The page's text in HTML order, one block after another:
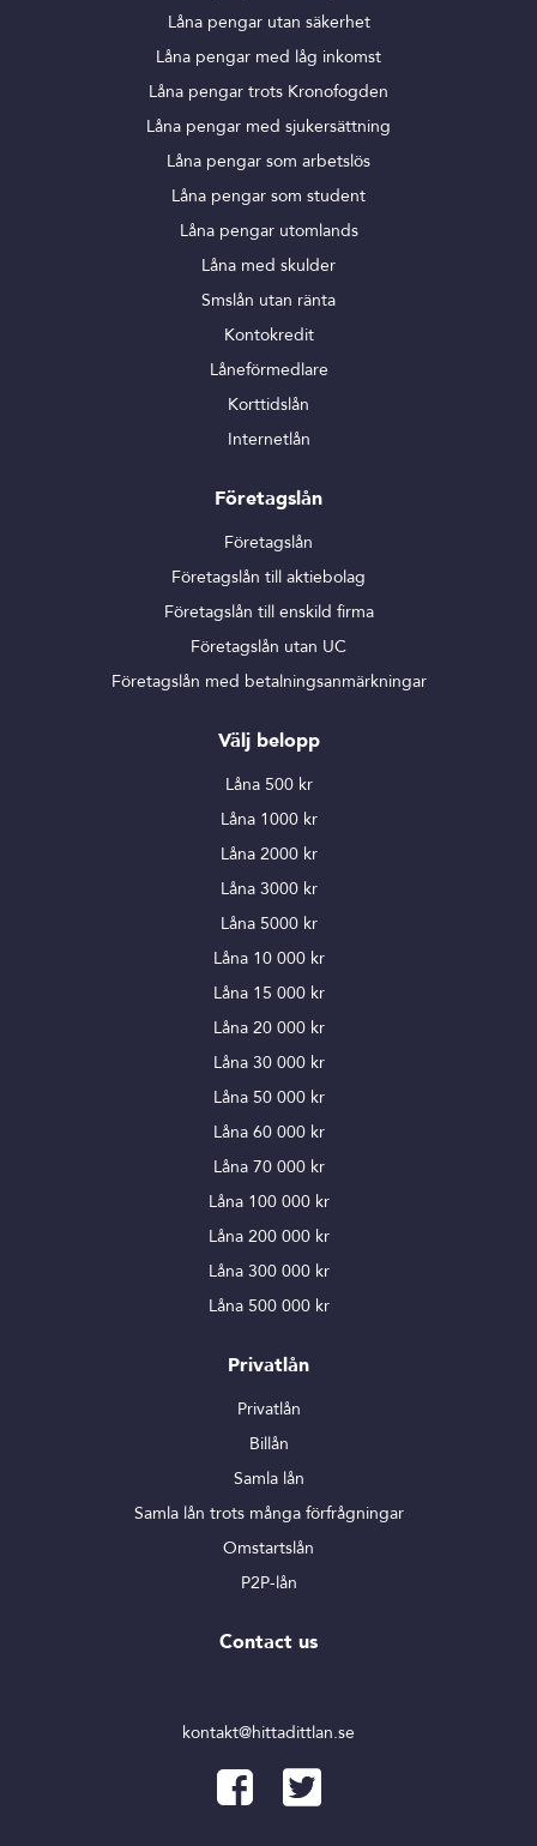
Låna pengar utan säkerhet
Låna pengar med låg inkomst
Låna pengar trots Kronofogden
Låna pengar med sjukersättning
Låna pengar som arbetslös
Låna pengar som student
Låna pengar utomlands
Låna med skulder
Smslån utan ränta
Kontokredit
Låneförmedlare
Korttidslån
Internetlån
Företagslån
Företagslån
Företagslån till aktiebolag
Företagslån till enskild firma
Företagslån utan UC
Företagslån med betalningsanmärkningar
Välj belopp
Låna 500 kr
Låna 1000 kr
Låna 2000 kr
Låna 3000 kr
Låna 5000 kr
Låna 10 000 kr
Låna 15 000 kr
Låna 20 000 kr
Låna 30 000 kr
Låna 50 000 kr
Låna 60 000 kr
Låna 70 000 kr
Låna 100 000 kr
Låna 200 000 kr
Låna 300 000 kr
Låna 500 000 kr
Privatlån
Privatlån
Billån
Samla lån
Samla lån trots många förfrågningar
Omstartslån
P2P-lån
Contact us
kontakt@hittadittlan.se